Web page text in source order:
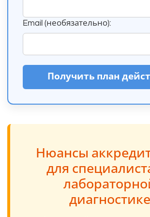
Email (необязательно):
Получить план
Нюансы
для
диагностике